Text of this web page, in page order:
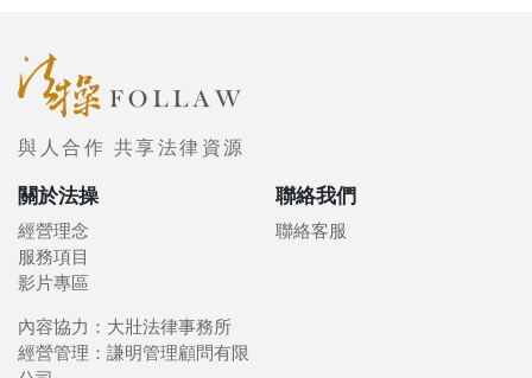
與人合作 共享法律資源
關於法操
經營理念
服務項目
影片專區
聯絡我們
聯絡客服
內容協力：大壯法律事務所
經營管理：謙明管理顧問有限